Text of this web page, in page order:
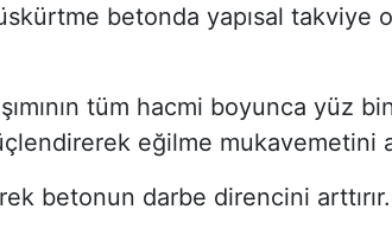
betonda yapısal takviye
tüm hacmi boyunca yüz
eğilme mukavemetini
betonun darbe direncini arttırır.